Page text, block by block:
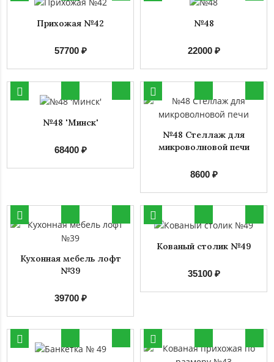
Прихожая №42
57700 ₽
№48
22000 ₽
№48 'Минск'
68400 ₽
№48 Стеллаж для
микроволновой печи
8600 ₽
Кухонная мебель лофт
№39
39700 ₽
Кованый столик №49
35100 ₽